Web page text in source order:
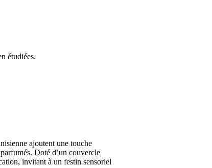
étudiées.
ajoutent une touche
Doté d’un couvercle
invitant à un festin sensoriel